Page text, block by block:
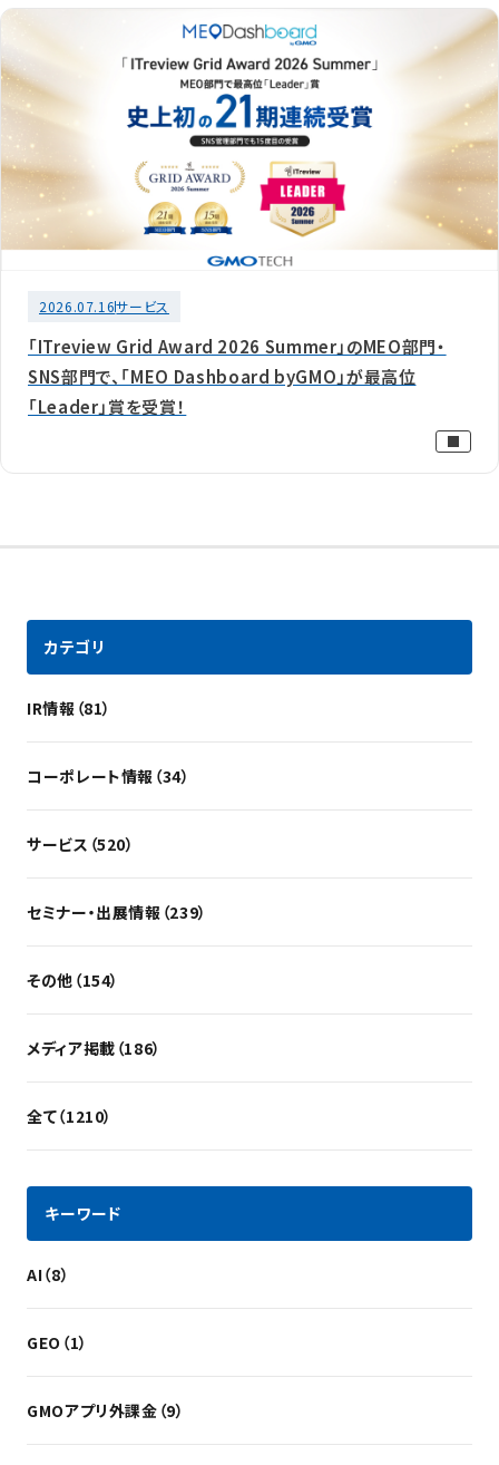
2026.07.16サービス
「ITreview Grid Award 2026 Summer」のMEO部門・
SNS部門で、「MEO Dashboard byGMO」が最高位
「Leader」賞を受賞！
カテゴリ
IR情報（81）
コーポレート情報（34）
サービス（520）
セミナー・出展情報（239）
その他（154）
メディア掲載（186）
全て（1210）
キーワード
AI（8）
GEO（1）
GMOアプリ外課金（9）